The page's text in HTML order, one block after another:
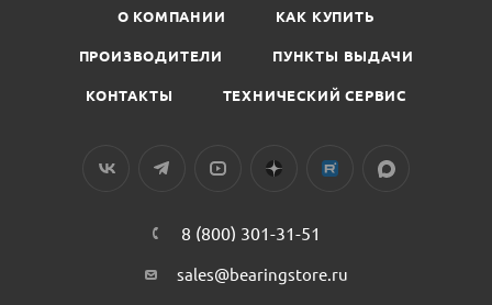
О КОМПАНИИ КАК КУПИТЬ
ПРОИЗВОДИТЕЛИ ПУНКТЫ ВЫДАЧИ
КОНТАКТЫ ТЕХНИЧЕСКИЙ СЕРВИС
8 (800) 301-31-51
sales@bearingstore.ru